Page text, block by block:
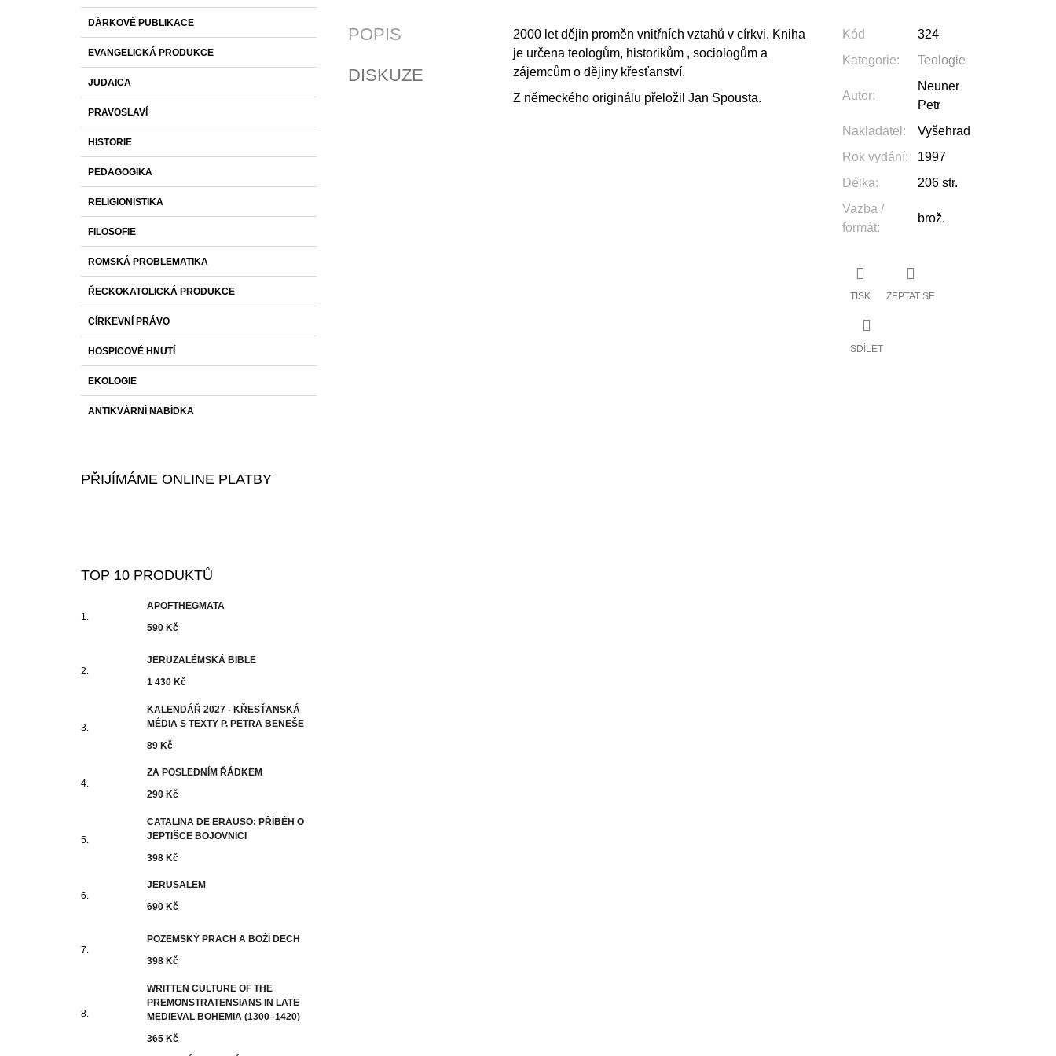
DÁRKOVÉ PUBLIKACE
EVANGELICKÁ PRODUKCE
JUDAICA
PRAVOSLAVÍ
HISTORIE
PEDAGOGIKA
RELIGIONISTIKA
FILOSOFIE
ROMSKÁ PROBLEMATIKA
ŘECKOKATOLICKÁ PRODUKCE
CÍRKEVNÍ PRÁVO
HOSPICOVÉ HNUTÍ
EKOLOGIE
ANTIKVÁRNÍ NABÍDKA
PŘIJÍMÁME ONLINE PLATBY
TOP 10 PRODUKTŮ
APOFTHEGMATA
590 Kč
JERUZALÉMSKÁ BIBLE
1 430 Kč
KALENDÁŘ 2027 - KŘESŤANSKÁ
MÉDIA S TEXTY P. PETRA BENEŠE
89 Kč
ZA POSLEDNÍM ŘÁDKEM
290 Kč
CATALINA DE ERAUSO: PŘÍBĚH O
JEPTIŠCE BOJOVNICI
398 Kč
JERUSALEM
690 Kč
POZEMSKÝ PRACH A BOŽÍ DECH
398 Kč
WRITTEN CULTURE OF THE
PREMONSTRATENSIANS IN LATE
MEDIEVAL BOHEMIA (1300–1420)
365 Kč
POPIS
DISKUZE
2000 let dějin proměn vnitřních vztahů v církvi. Kniha
je určena teologům, historikům , sociologům a
zájemcům o dějiny křesťanství.
Z německého originálu přeložil Jan Spousta.
Kód
324
Kategorie: Teologie
Autor:
Neuner
Petr
Nakladatel :
Vyšehrad
Rok vydání:
1997
Délka:
206 str.
Vazba /
formát:
brož.
TISK ZEPTAT SE
SDÍLET